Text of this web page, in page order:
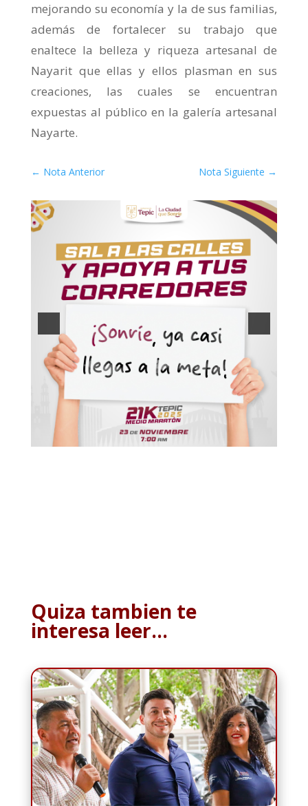
mejorando su economía y la de sus familias,
además de fortalecer su trabajo que
enaltece la belleza y riqueza artesanal de
Nayarit que ellas y ellos plasman en sus
creaciones, las cuales se encuentran
expuestas al público en la galería artesanal
Nayarte.
← Nota Anterior Nota Siguiente →
Quiza tambien te
interesa leer…